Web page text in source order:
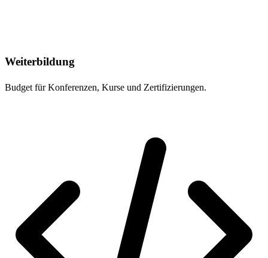
Weiterbildung
Budget für Konferenzen, Kurse und Zertifizierungen.